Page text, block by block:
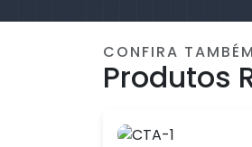
CONFIRA TAMBÉM
Produtos